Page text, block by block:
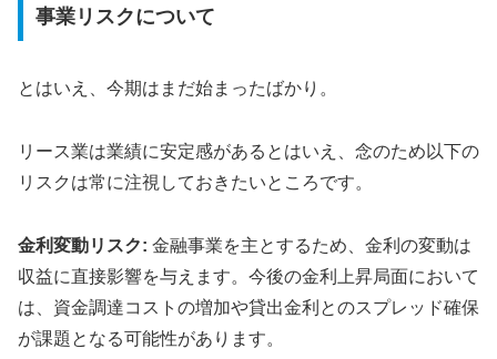
事業リスクについて
とはいえ、今期はまだ始まったばかり。
リース業は業績に安定感があるとはいえ、念のため以下の
リスクは常に注視しておきたいところです。
金利変動リスク: 金融事業を主とするため、金利の変動は
収益に直接影響を与えます。今後の金利上昇局面において
は、資金調達コストの増加や貸出金利とのスプレッド確保
が課題となる可能性があります。